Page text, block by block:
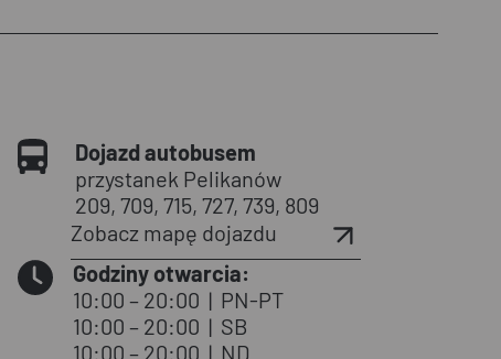
Dojazd autobusem
przystanek Pelikanów
209, 709, 715, 727, 739, 809
Zobacz mapę dojazdu
Godziny otwarcia:
10:00 – 20:00 |PN-PT
10:00 – 20:00 |SB
10:00 – 20:00 |ND